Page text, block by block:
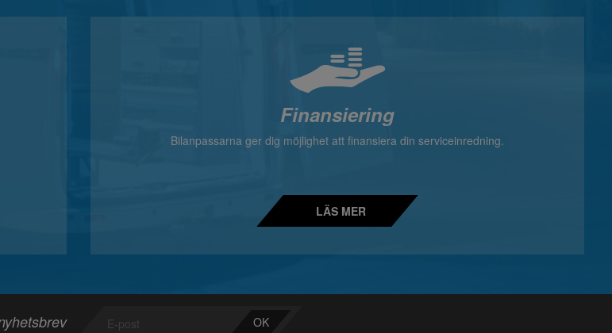
Finansiering
Bilanpassarna ger dig möjlighet att finansiera din serviceinredning.
LÄS MER
OK